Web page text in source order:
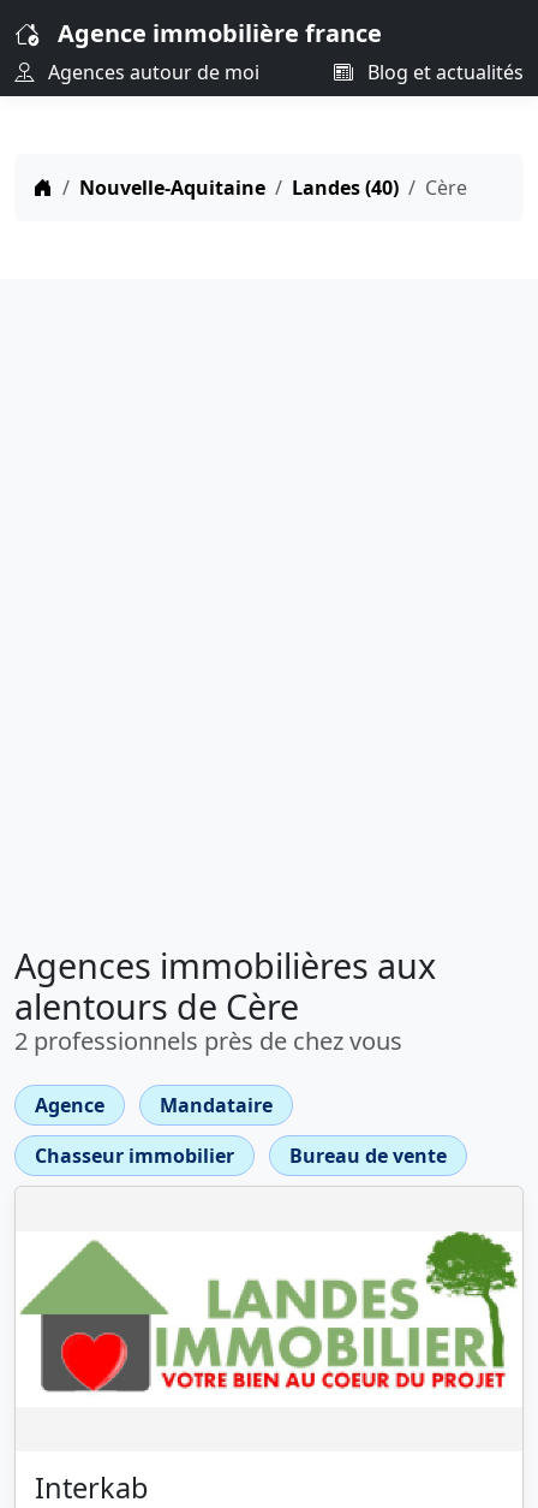
Agence immobilière france
Agences autour de moi Blog et actualités
Nouvelle-Aquitaine Landes (40) Cère
Agences immobilières aux
alentours de Cère
2 professionnels près de chez vous
Agence
Mandataire
Chasseur immobilier
Bureau de vente
Interkab